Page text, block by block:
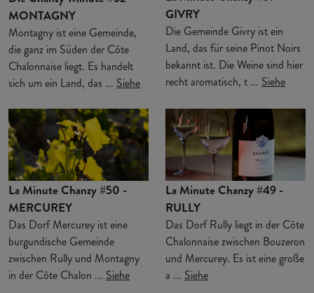
MONTAGNY
Montagny ist eine Gemeinde,
die ganz im Süden der Côte
Chalonnaise liegt. Es handelt
sich um ein Land, das ... Siehe
GIVRY
Die Gemeinde Givry ist ein
Land, das für seine Pinot Noirs
bekannt ist. Die Weine sind hier
recht aromatisch, t ... Siehe
La Minute Chanzy #50 -
MERCUREY
Das Dorf Mercurey ist eine
burgundische Gemeinde
zwischen Rully und Montagny
in der Côte Chalon ... Siehe
La Minute Chanzy #49 -
RULLY
Das Dorf Rully liegt in der Côte
Chalonnaise zwischen Bouzeron
und Mercurey. Es ist eine große
a ... Siehe